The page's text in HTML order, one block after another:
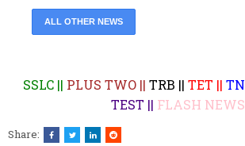
ALL OTHER NEWS
SSLC || PLUS TWO || TRB || TET ||
TEST || FLASH NEWS
Share: